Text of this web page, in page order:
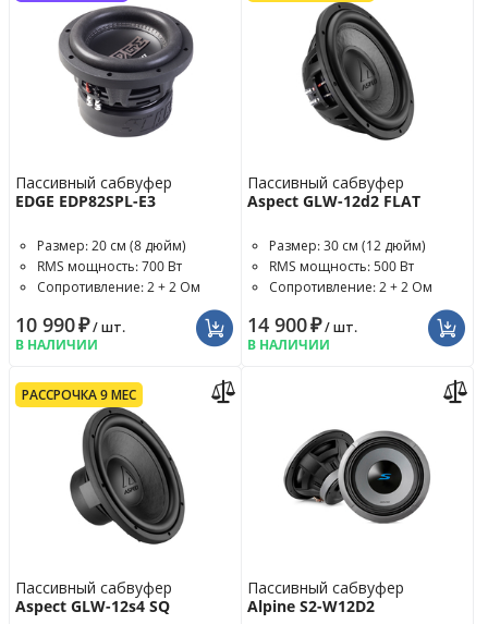
Пассивный сабвуфер
EDGE EDP82SPL-E3
Размер: 20 см (8 дюйм)
RMS мощность: 700 Вт
Сопротивление: 2 + 2 Ом
10 990₽/ шт.
В НАЛИЧИИ
Пассивный сабвуфер
Aspect GLW-12d2 FLAT
Размер: 30 см (12 дюйм)
RMS мощность: 500 Вт
Сопротивление: 2 + 2 Ом
14 900₽/ шт.
В НАЛИЧИИ
РАССРОЧКА 9 МЕС
Пассивный сабвуфер
Aspect GLW-12s4 SQ
Пассивный сабвуфер
Alpine S2-W12D2